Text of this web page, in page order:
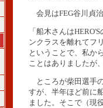
会見はFEG谷川貞
「船木さんは
ンクラスを離れてフ
ということで、私か
ことはありましたが
ところが柴田選手
すが、半年ほど前に
ました。そこで（現